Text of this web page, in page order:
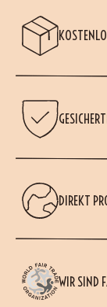
DIREKT
WIR SIND